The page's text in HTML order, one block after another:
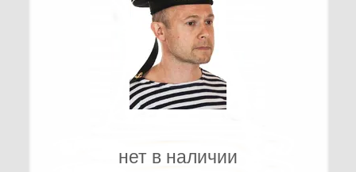
нет в наличии